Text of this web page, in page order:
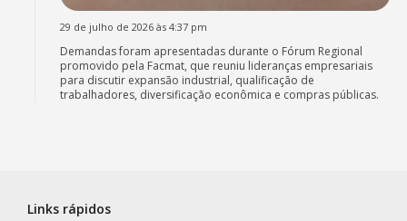
29 de julho de 2026 às 4:37 pm
Demandas foram apresentadas durante o Fórum Regional
promovido pela Facmat, que reuniu lideranças empresariais
para discutir expansão industrial, qualificação de
trabalhadores, diversificação econômica e compras públicas.
Links rápidos